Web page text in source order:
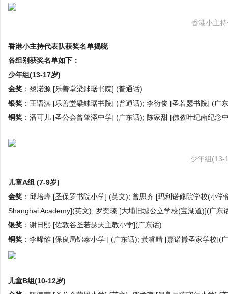
香港小主
香港小主持代表队获奖名单揭晓
各组别获奖名单如下：
少年组(13-17岁)
金奖 ：黎渃源 [乐善堂梁銶琚书院] (普通话)
银奖 ：王语淇 [乐善堂梁銶琚书院] (普通话); 李衍俊 [圣若瑟书院] (广
铜奖 ：潘可儿 [圣公会曾肇添中学] (广东话); 陈家甜 [佛教叶纪南纪念
少年组(13-
儿童A组 (7-9岁)
金奖 ：邱培峰 [圣保罗书院小学] (英文); 曾思齐 [玛利诺修院学校(小
Shanghai Academy](英文); 罗奕瑧 [大埔旧墟公立学校(宝湖道)](广东
银奖 ：谢日熙 [佐敦谷圣若瑟天主教小学](广东话)
铜奖 ：李晞雒 [保良局锦泰小学 ] (广东话); 黃睿晴 [嘉诺撒圣家学校](
儿童B组(10-12岁)